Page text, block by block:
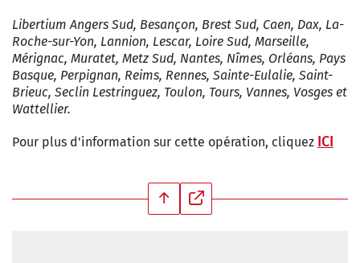
Libertium Angers Sud, Besançon, Brest Sud, Caen, Dax, La-
Roche-sur-Yon, Lannion, Lescar, Loire Sud, Marseille,
Mérignac, Muratet, Metz Sud, Nantes, Nîmes, Orléans, Pays
Basque, Perpignan, Reims, Rennes, Sainte-Eulalie, Saint-
Brieuc, Seclin Lestringuez, Toulon, Tours, Vannes, Vosges et
Wattellier.
Pour plus d'information sur cette opération, cliquez ICI